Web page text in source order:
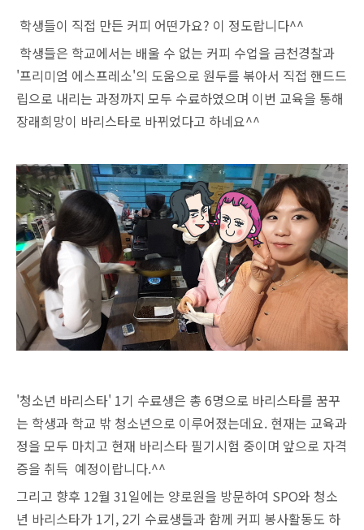
학생들이 직접 만든 커피 어떤가요? 이 정도랍니다^^
학생들은 학교에서는 배울 수 없는 커피 수업을 금천경찰과
'프리미엄 에스프레소'의 도움으로 원두를 볶아서 직접 핸드드
립으로 내리는 과정까지 모두 수료하였으며 이번 교육을 통해
장래희망이 바리스타로 바뀌었다고 하네요^^
'청소년 바리스타' 1기 수료생은 총 6명으로 바리스타를 꿈꾸
는 학생과 학교 밖 청소년으로 이루어졌는데요. 현재는 교육과
정을 모두 마치고 현재 바리스타 필기시험 중이며 앞으로 자격
증을 취득 예정이랍니다.^^
그리고 향후 12월 31일에는 양로원을 방문하여 SPO와 청소
년 바리스타가 1기, 2기 수료생들과 함께 커피 봉사활동도 하